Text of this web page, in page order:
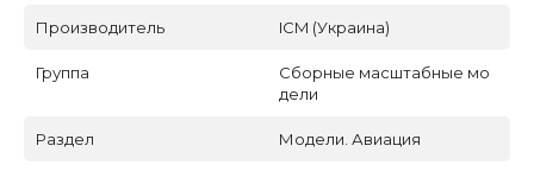
Производитель ICM (Украина)
Группа
Сборные масштабные мо
дели
Раздел Модели. Авиация